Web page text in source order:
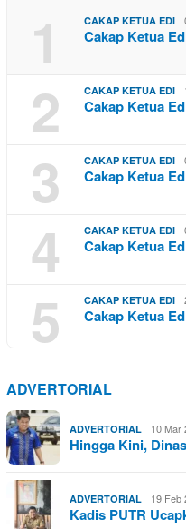
1 CAKAP KETUA EDI
Cakap Ketua
2 CAKAP KETUA EDI
Cakap Ketua
3 CAKAP KETUA EDI
Cakap Ketua
4 CAKAP KETUA EDI
Cakap Ketua
5 CAKAP KETUA EDI
Cakap Ketua
ADVERTORIAL
ADVERTORIAL 10 Mar
Hingga Kini,
ADVERTORIAL 19 Feb
Kadis PUTR